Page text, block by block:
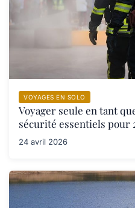
VOYAGES EN SOLO
Voyager seule en tant
sécurité essentiels pour
24 avril 2026